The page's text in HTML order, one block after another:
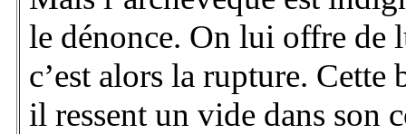
le dénonce. On lui offre de
c’est alors la rupture.
il ressent un vide dans son